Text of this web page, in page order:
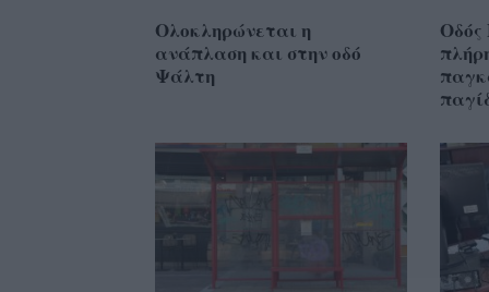
Ολοκληρώνεται η
ανάπλαση και στην οδό
Ψάλτη